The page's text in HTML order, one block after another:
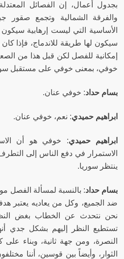
والفرقة الشمالية وتجمع صقور
الأساسية التي ليست إرهابية
سيكون لها طريقة للاندماج، فإذا
إمكانية للفصل لكن قبل هذا من
خوفي، بمعنى خوفي على مستقبل
بسام حداد: خوفي عنان.
ابراهيم حميدي: نعم، خوفي عنان.
ابراهيم حميدي: خوفي هو أن
الاستمرار في دفع الناس إلى
ينتظر سوريا.
بسام حداد: بالنسبة لمسألة الفصل
ضد الجميع، وكل من يعاديه يعتبر
نحن نتحدث عن الخطاب بغض
تستطيع النظر إليهم بشكل جدي
النصرة، ومن جهة ثانية، وبناء
الثوار، وأيضاً بين قوسين، أننا